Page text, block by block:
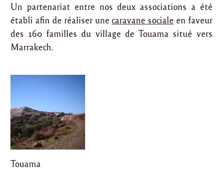
Un partenariat entre nos deux associations a été
établi afin de réaliser unecaravane sociale en faveur
des 160 familles du village de Touama situé vers
Marrakech.
Touama